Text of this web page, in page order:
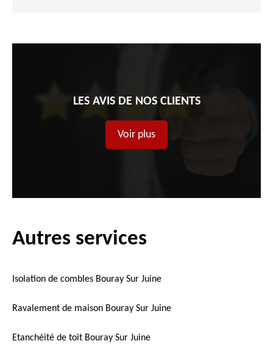
LES AVIS DE NOS CLIENTS
Voir plus
Autres services
Isolation de combles Bouray Sur Juine
Ravalement de maison Bouray Sur Juine
Etanchéité de toit Bouray Sur Juine